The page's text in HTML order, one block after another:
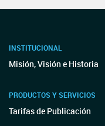
INSTITUCIONAL
Misión, Visión e Historia
PRODUCTOS Y SERVICIOS
Tarifas de Publicación